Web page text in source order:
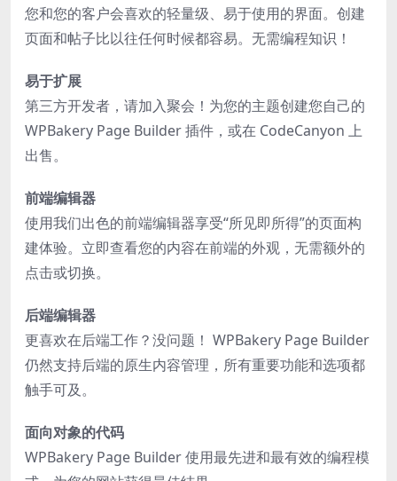
您和您的客户会喜欢的轻量级、易于使用的界面。创建
页面和帖子比以往任何时候都容易。无需编程知识！
易于扩展
第三方开发者，请加入聚会！为您的主题创建您自己的
WPBakery Page Builder 插件，或在 CodeCanyon 上
出售。
前端编辑器
使用我们出色的前端编辑器享受“所见即所得”的页面构
建体验。立即查看您的内容在前端的外观，无需额外的
点击或切换。
后端编辑器
更喜欢在后端工作？没问题！ WPBakery Page Builder
仍然支持后端的原生内容管理，所有重要功能和选项都
触手可及。
面向对象的代码
WPBakery Page Builder 使用最先进和最有效的编程模